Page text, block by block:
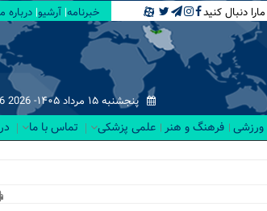
مارا دنبال کنید خبرنامه آرشیو درباره
پنجشنبه ۱۵ مرداد ۱۴۰۵- 2026
ورزشی فرهنگ و هنر علمی پزشکی تماس با ما